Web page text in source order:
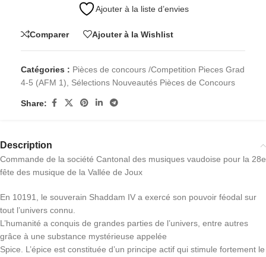
Ajouter à la liste d’envies
Comparer Ajouter à la Wishlist
Catégories : Pièces de concours /Competition Pieces Grad
4-5 (AFM 1)
Sélections Nouveautés Pièces de Concours
Share:
Description
Commande de la société Cantonal des musiques vaudoise pour la 28e
fête des musique de la Vallée de Joux
En 10191, le souverain Shaddam IV a exercé son pouvoir féodal sur
tout l’univers connu.
L’humanité a conquis de grandes parties de l’univers, entre autres
grâce à une substance mystérieuse appelée
Spice. L’épice est constituée d’un principe actif qui stimule fortement le